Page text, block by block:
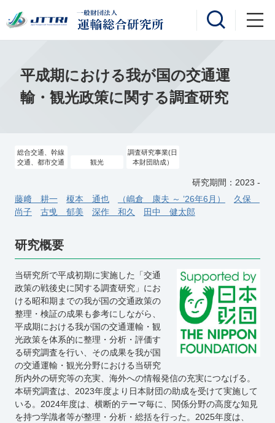
平成期における我が国の交通運
輸・観光政策に関する調査研究
総合交通、幹線
交通、都市交通
観光
調査研究事業(日
本財団助成）
研究期間：2023 -
藤﨑 耕一
榎本 通也 （嶋倉 康夫 ～ ’26年6月）
久保
尚子
古曵 郁美 深作 和久 田中 健太郎
研究概要
当研究所で平成初期に実施した「交通
政策の戦後史に関する調査研究」にお
ける昭和期までの我が国の交通政策の
整理・検証の成果も参考にしながら、
平成期における我が国の交通運輸・観
光政策を体系的に整理・分析・評価す
る研究調査を行い、その成果を我が国
の交通運輸・観光分野における当研究
所内外の研究等の充実、海外への情報発信の充実につなげる。
本研究調査は、2023年度より日本財団の助成を受けて実施して
いる。2024年度は、横断的テーマ毎に、関係分野の高度な知見
を持つ学識者等が整理・分析・総括を行った。2025年度は、